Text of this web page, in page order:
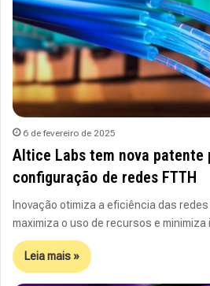
6 de fevereiro de 2025
Altice Labs tem nova patente
configuração de redes FTTH
Inovação otimiza a eficiência das
maximiza o uso de recursos e
Leia mais »